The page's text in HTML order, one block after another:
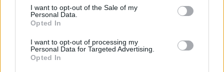
consent section.
I want to opt-out of the Sale of my
Personal Data.
Opted In
I want to opt-out of processing my
Personal Data for Targeted Advertising.
Opted In
Meccs Center